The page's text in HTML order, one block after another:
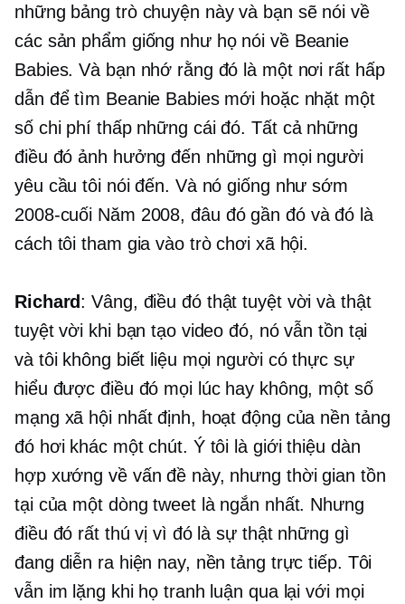
những bảng trò chuyện này và bạn sẽ nói về
các sản phẩm giống như họ nói về Beanie
Babies. Và bạn nhớ rằng đó là một nơi rất hấp
dẫn để tìm Beanie Babies mới hoặc nhặt một
số chi phí thấpnhững cái đó. Tất cả những
điều đó ảnh hưởng đến những gì mọi người
yêu cầu tôi nói đến. Và nó giống như sớm
2008-cuối Năm 2008, đâu đó gần đó và đó là
cách tôi tham gia vào trò chơi xã hội.
Richard: Vâng, điều đó thật tuyệt vời và thật
tuyệt vời khi bạn tạo video đó, nó vẫn tồn tại
và tôi không biết liệu mọi người có thực sự
hiểu được điều đó mọi lúc hay không, một số
mạng xã hội nhất định, hoạt động của nền tảng
đó hơi khác một chút. Ý tôi là giới thiệu dàn
hợp xướng về vấn đề này, nhưng thời gian tồn
tại của một dòng tweet là ngắn nhất. Nhưng
điều đó rất thú vị vì đó là sự thật những gì
đang diễn ra hiện nay, nền tảng trực tiếp. Tôi
vẫn im lặng khi họ tranh luận qua lại với mọi